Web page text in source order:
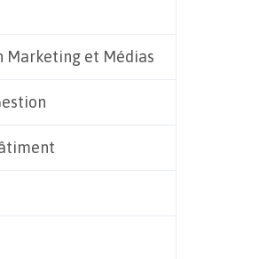
Marketing et Médias